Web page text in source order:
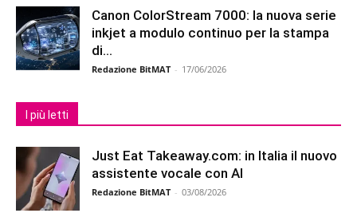
Canon ColorStream 7000: la nuova serie
inkjet a modulo continuo per la stampa
di...
Redazione BitMAT - 17/06/2026
I più letti
Just Eat Takeaway.com: in Italia il nuovo
assistente vocale con AI
Redazione BitMAT - 03/08/2026